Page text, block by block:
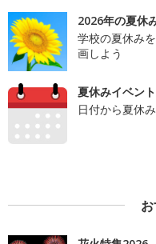
2026年の夏休
学校の夏休み
画しよう
夏休みイベン
日付から夏休